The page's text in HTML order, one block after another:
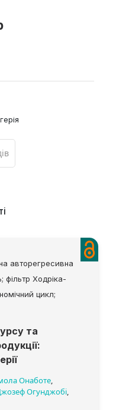
авторегресивна
фільтр Ходріка-
цикл;
та
Онаботе,
Огунджобі,